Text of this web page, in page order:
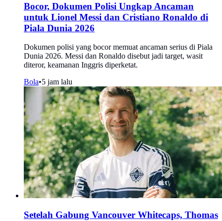
Bocor, Dokumen Polisi Ungkap Ancaman
untuk Lionel Messi dan Cristiano Ronaldo di
Piala Dunia 2026
Dokumen polisi yang bocor memuat ancaman serius di Piala
Dunia 2026. Messi dan Ronaldo disebut jadi target, wasit
diteror, keamanan Inggris diperketat.
Bola•5 jam lalu
Setelah Gabung Vancouver Whitecaps, Thomas